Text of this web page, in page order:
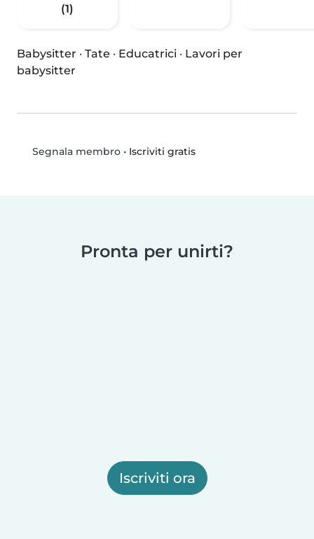
(1)
Babysitter · Tate · Educatrici · Lavori per
babysitter
Segnala membro• Iscriviti gratis
Pronta per unirti?
Iscriviti ora